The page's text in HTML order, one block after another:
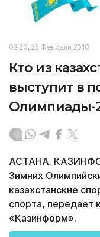
02:20, 25 Февраля 2018
Кто из
выступит в
Олимпиады-
АСТАНА.
Зимних
казахстанские
спорта, передает
«Казинформ».